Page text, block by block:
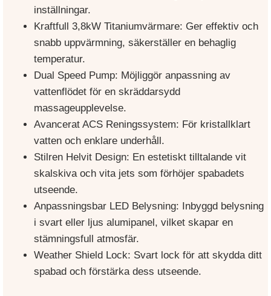
inställningar.
Kraftfull 3,8kW Titaniumvärmare: Ger effektiv och
snabb uppvärmning, säkerställer en behaglig
temperatur.
Dual Speed Pump: Möjliggör anpassning av
vattenflödet för en skräddarsydd
massageupplevelse.
Avancerat ACS Reningssystem: För kristallklart
vatten och enklare underhåll.
Stilren Helvit Design: En estetiskt tilltalande vit
skalskiva och vita jets som förhöjer spabadets
utseende.
Anpassningsbar LED Belysning: Inbyggd belysning
i svart eller ljus alumipanel, vilket skapar en
stämningsfull atmosfär.
Weather Shield Lock: Svart lock för att skydda ditt
spabad och förstärka dess utseende.